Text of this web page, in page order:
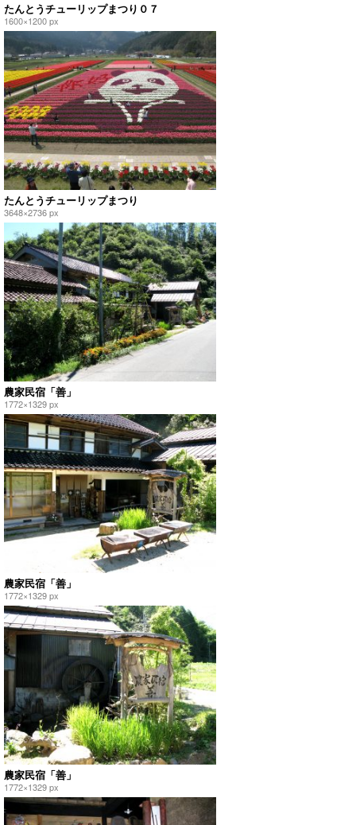
たんとうチューリップまつり０７
1600×1200 px
たんとうチューリップまつり
3648×2736 px
農家民宿「善」
1772×1329 px
農家民宿「善」
1772×1329 px
農家民宿「善」
1772×1329 px